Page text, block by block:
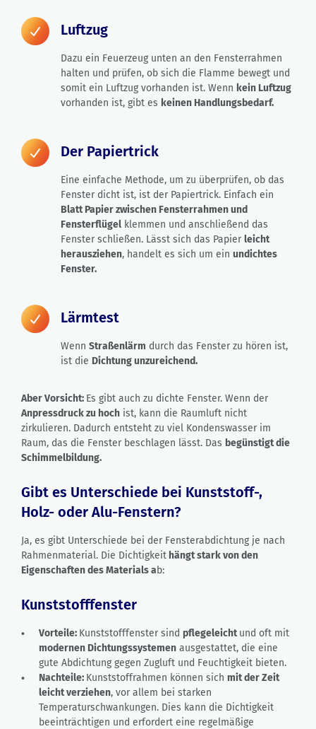
Luftzug
Dazu ein Feuerzeug unten an den Fensterrahmen
halten und prüfen, ob sich die Flamme bewegt und
somit ein Luftzug vorhanden ist. Wenn kein Luftzug
vorhanden ist, gibt es keinen Handlungsbedarf.
Der Papiertrick
Eine einfache Methode, um zu überprüfen, ob das
Fenster dicht ist, ist der Papiertrick. Einfach ein
Blatt Papier zwischen Fensterrahmen und
Fensterflügel klemmen und anschließend das
Fenster schließen. Lässt sich das Papierleicht
herausziehen, handelt es sich um ein undichtes
Fenster.
Lärmtest
Wenn Straßenlärm durch das Fenster zu hören ist,
ist die Dichtung unzureichend.
Aber Vorsicht: Es gibt auch zu dichte Fenster. Wenn der
Anpressdruck zu hoch ist, kann die Raumluft nicht
zirkulieren. Dadurch entsteht zu viel Kondenswasser im
Raum, das die Fenster beschlagen lässt. Das begünstigt die
Schimmelbildung.
Gibt es Unterschiede bei Kunststoff-,
Holz- oder Alu-Fenstern?
Ja, es gibt Unterschiede bei der Fensterabdichtung je nach
Rahmenmaterial. Die Dichtigkeit hängt stark von den
Eigenschaften des Materials ab:
Kunststofffenster
Vorteile: Kunststofffenster sind pflegeleichtund oft mit
modernen Dichtungssystemen ausgestattet, die eine
gute Abdichtung gegen Zugluft und Feuchtigkeit bieten.
Nachteile: Kunststoffrahmen können sich mit der Zeit
leicht verziehen, vor allem bei starken
Temperaturschwankungen. Dies kann die Dichtigkeit
beeinträchtigen und erfordert eine regelmäßige